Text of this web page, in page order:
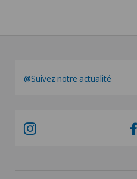
@Suivez notre actualité